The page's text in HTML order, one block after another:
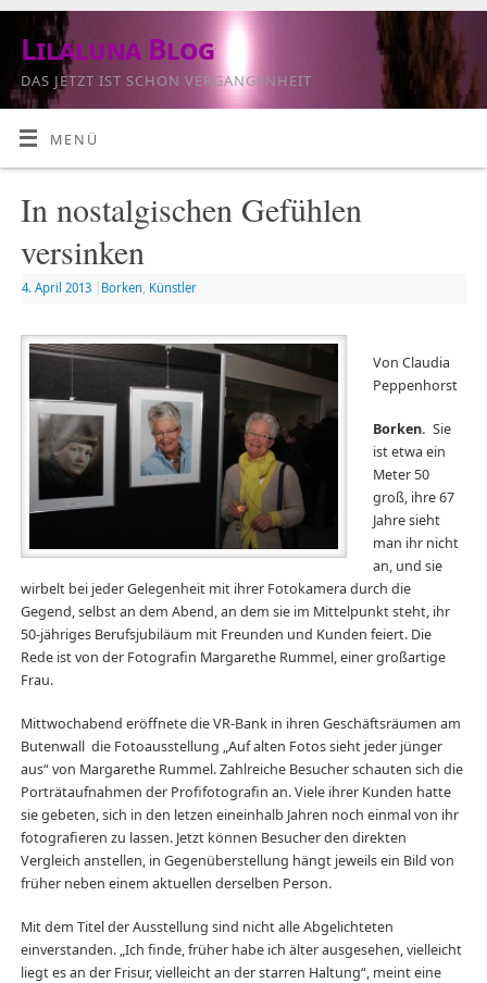
Lilaluna Blog
DAS JETZT IST SCHON VERGANGENHEIT
MENÜ
In nostalgischen Gefühlen
versinken
4. April 2013 Borken Künstler
Von Claudia
Peppenhorst
Borken. Sie
ist etwa ein
Meter 50
groß, ihre 67
Jahre sieht
man ihr nicht
an, und sie
wirbelt bei jeder Gelegenheit mit ihrer Fotokamera durch die
Gegend, selbst an dem Abend, an dem sie im Mittelpunkt steht, ihr
50-jähriges Berufsjubiläum mit Freunden und Kunden feiert. Die
Rede ist von der Fotografin Margarethe Rummel, einer großartige
Frau.
Mittwochabend eröffnete die VR-Bank in ihren Geschäftsräumen am
Butenwall die Fotoausstellung „Auf alten Fotos sieht jeder jünger
aus“ von Margarethe Rummel. Zahlreiche Besucher schauten sich die
Porträtaufnahmen der Profifotografin an. Viele ihrer Kunden hatte
sie gebeten, sich in den letzen eineinhalb Jahren noch einmal von ihr
fotografieren zu lassen. Jetzt können Besucher den direkten
Vergleich anstellen, in Gegenüberstellung hängt jeweils ein Bild von
früher neben einem aktuellen derselben Person.
Mit dem Titel der Ausstellung sind nicht alle Abgelichteten
einverstanden. „Ich finde, früher habe ich älter ausgesehen, vielleicht
liegt es an der Frisur, vielleicht an der starren Haltung“, meint eine